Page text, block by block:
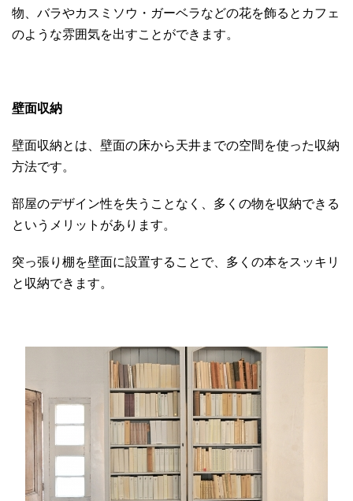
物、バラやカスミソウ・ガーベラなどの花を飾るとカフェ
のような雰囲気を出すことができます。
壁面収納
壁面収納とは、壁面の床から天井までの空間を使った収納
方法です。
部屋のデザイン性を失うことなく、多くの物を収納できる
というメリットがあります。
突っ張り棚を壁面に設置することで、多くの本をスッキリ
と収納できます。